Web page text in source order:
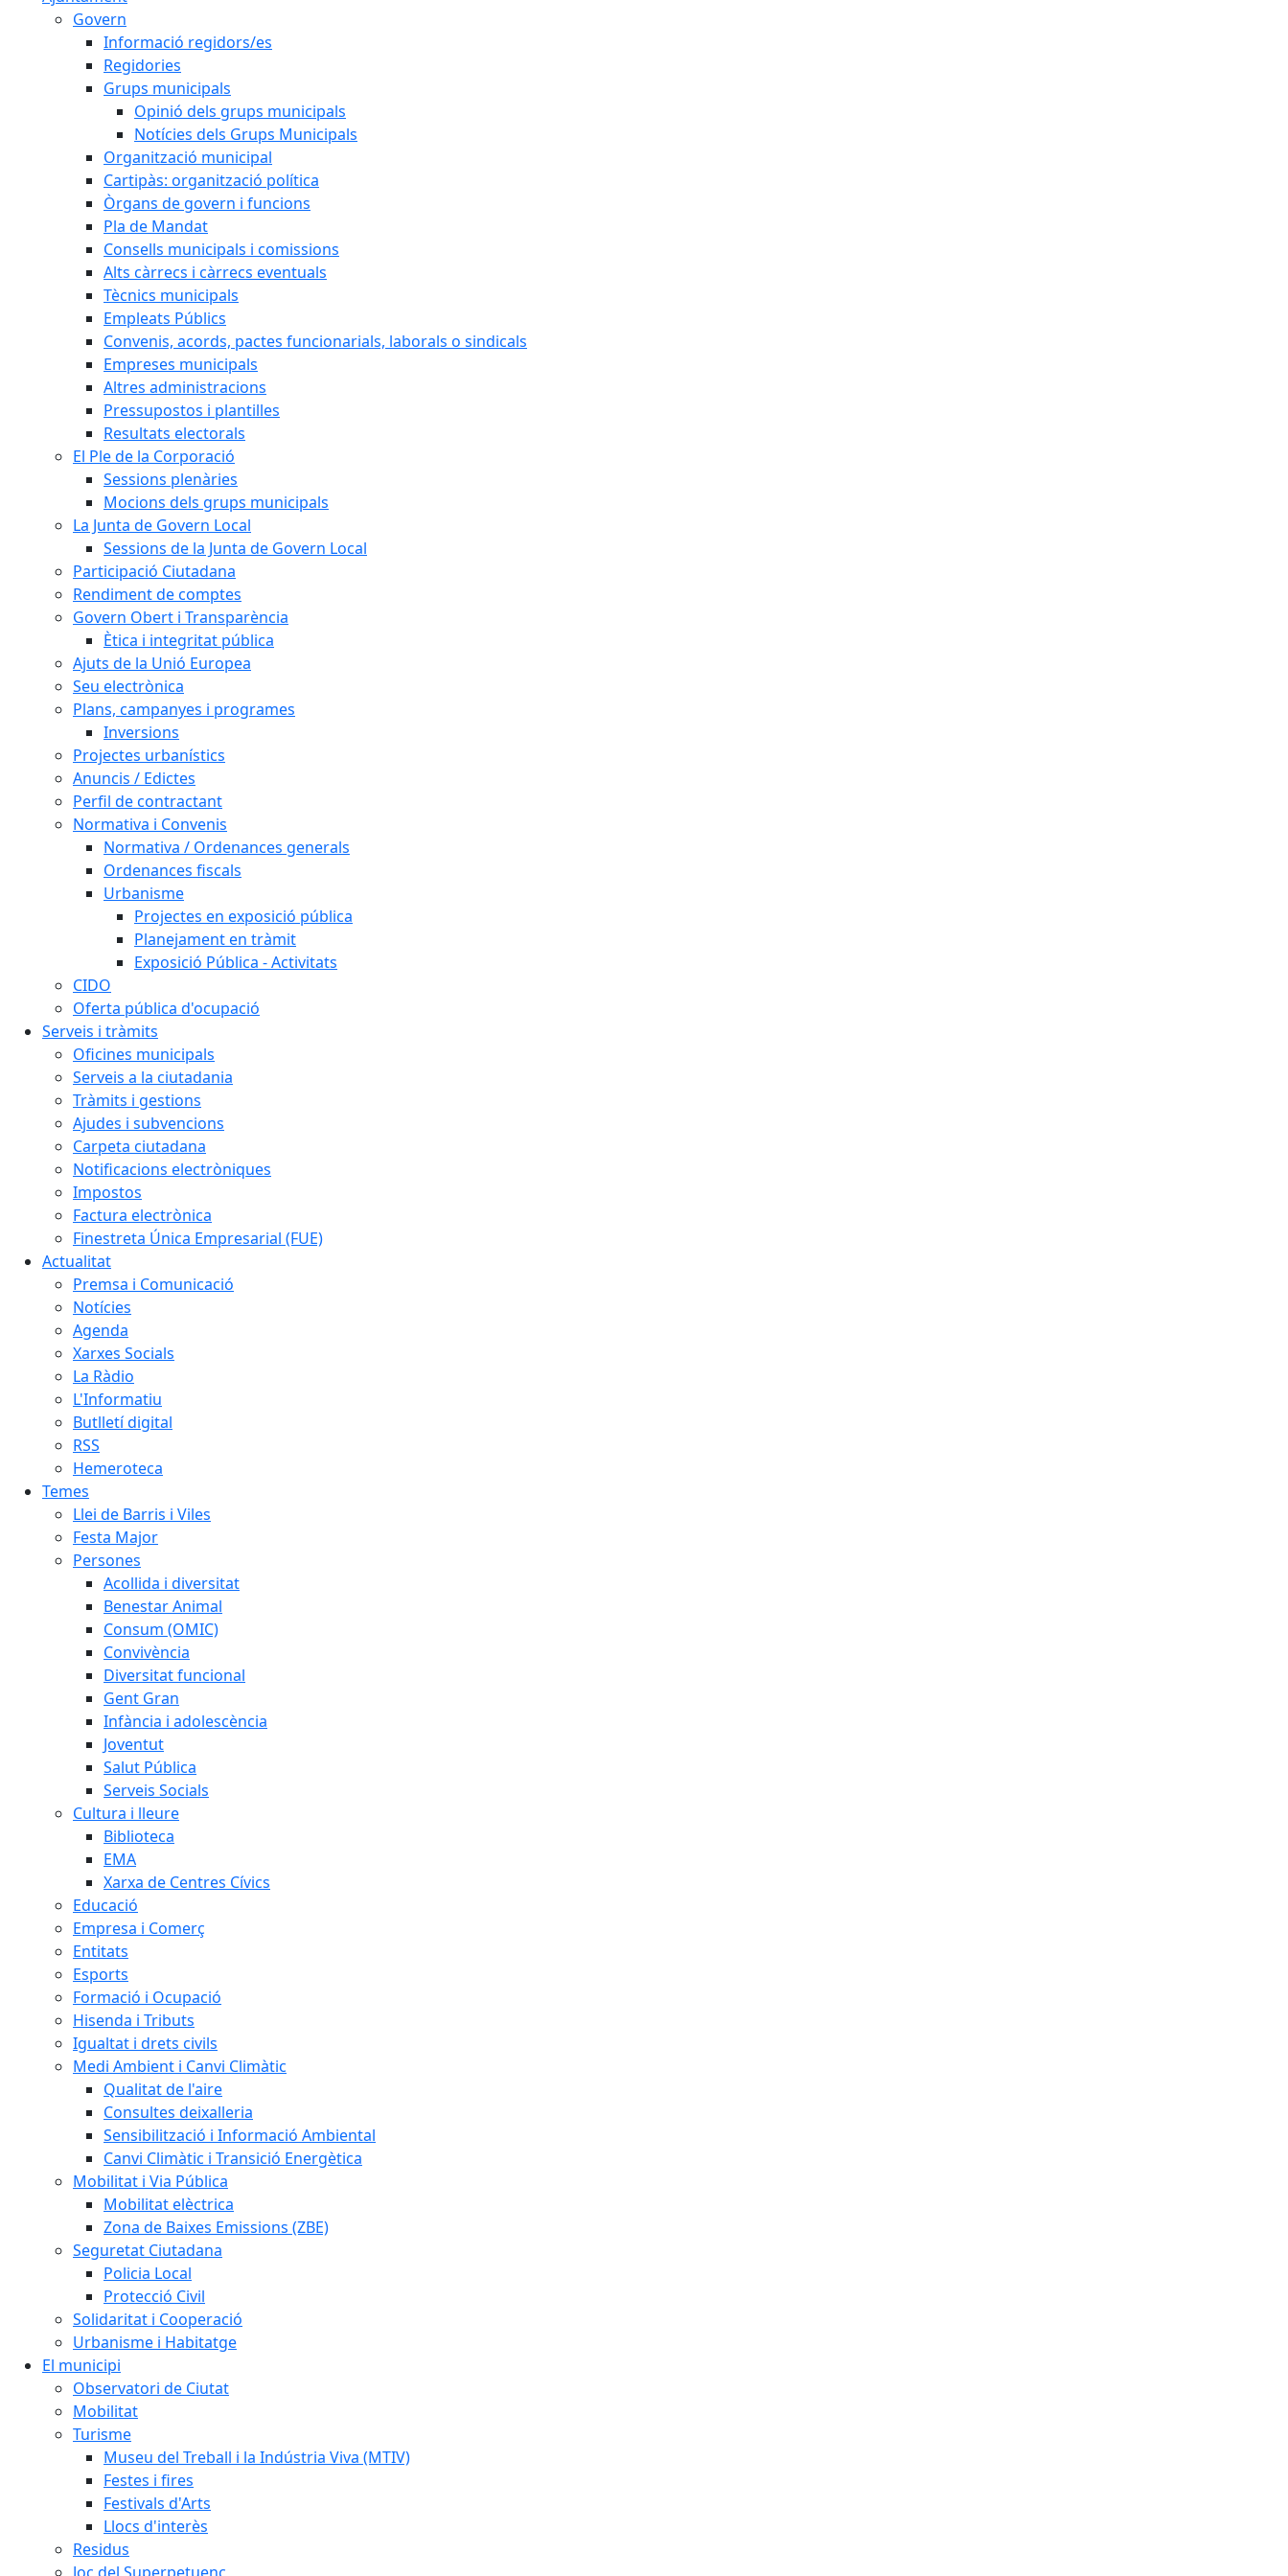
Govern
Informació regidors/es
Regidories
Grups municipals
Opinió dels grups municipals
Notícies dels Grups Municipals
Organització municipal
Cartipàs: organització política
Òrgans de govern i funcions
Pla de Mandat
Consells municipals i comissions
Alts càrrecs i càrrecs eventuals
Tècnics municipals
Empleats Públics
Convenis, acords, pactes funcionarials, laborals o sindicals
Empreses municipals
Altres administracions
Pressupostos i plantilles
Resultats electorals
El Ple de la Corporació
Sessions plenàries
Mocions dels grups municipals
La Junta de Govern Local
Sessions de la Junta de Govern Local
Participació Ciutadana
Rendiment de comptes
Govern Obert i Transparència
Ètica i integritat pública
Ajuts de la Unió Europea
Seu electrònica
Plans, campanyes i programes
Inversions
Projectes urbanístics
Anuncis / Edictes
Perfil de contractant
Normativa i Convenis
Normativa / Ordenances generals
Ordenances fiscals
Urbanisme
Projectes en exposició pública
Planejament en tràmit
Exposició Pública - Activitats
CIDO
Oferta pública d'ocupació
Serveis i tràmits
Oficines municipals
Serveis a la ciutadania
Tràmits i gestions
Ajudes i subvencions
Carpeta ciutadana
Notificacions electròniques
Impostos
Factura electrònica
Finestreta Única Empresarial (FUE)
Actualitat
Premsa i Comunicació
Notícies
Agenda
Xarxes Socials
La Ràdio
L'Informatiu
Butlletí digital
RSS
Hemeroteca
Temes
Llei de Barris i Viles
Festa Major
Persones
Acollida i diversitat
Benestar Animal
Consum (OMIC)
Convivència
Diversitat funcional
Gent Gran
Infància i adolescència
Joventut
Salut Pública
Serveis Socials
Cultura i lleure
Biblioteca
EMA
Xarxa de Centres Cívics
Educació
Empresa i Comerç
Entitats
Esports
Formació i Ocupació
Hisenda i Tributs
Igualtat i drets civils
Medi Ambient i Canvi Climàtic
Qualitat de l'aire
Consultes deixalleria
Sensibilització i Informació Ambiental
Canvi Climàtic i Transició Energètica
Mobilitat i Via Pública
Mobilitat elèctrica
Zona de Baixes Emissions (ZBE)
Seguretat Ciutadana
Policia Local
Protecció Civil
Solidaritat i Cooperació
Urbanisme i Habitatge
El municipi
Observatori de Ciutat
Mobilitat
Turisme
Museu del Treball i la Indústria Viva (MTIV)
Festes i fires
Festivals d'Arts
Llocs d'interès
Residus